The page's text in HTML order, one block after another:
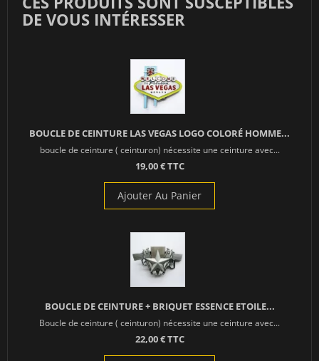
DE VOUS INTÉRESSER
BOUCLE DE CEINTURE LAS VEGAS LOGO COLORÉ HOMME...
boucle de ceinture ( ceinturon) nécessite une ceinture avec...
19,00 € TTC
Ajouter Au Panier
BOUCLE DE CEINTURE + BRIQUET ESSENCE ETOILE...
Boucle de ceinture ( ceinturon) nécessite une ceinture avec...
22,00 € TTC